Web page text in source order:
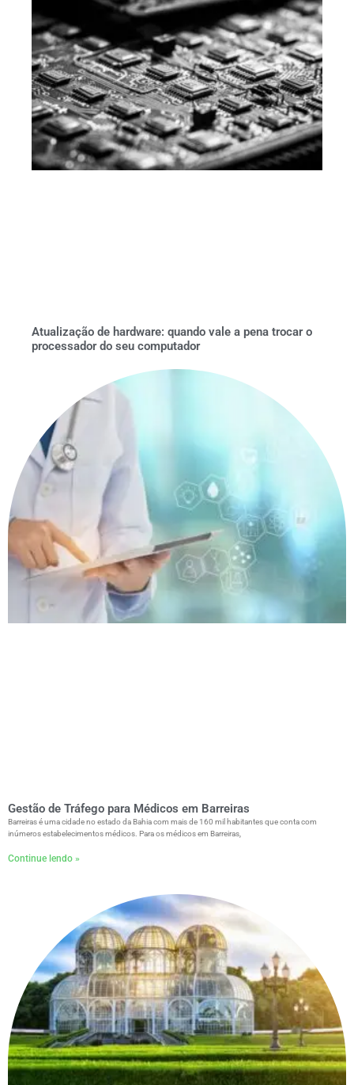
Atualização de hardware: quando vale a pena trocar o
processador do seu computador
Gestão de Tráfego para Médicos em Barreiras
Barreiras é uma cidade no estado da Bahia com mais de 160 mil habitantes que conta com
inúmeros estabelecimentos médicos. Para os médicos em Barreiras,
Continue lendo »